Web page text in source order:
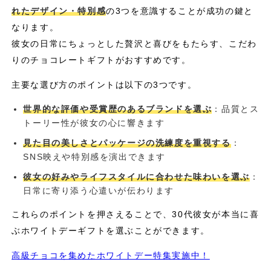
れたデザイン・特別感の3つを意識することが成功の鍵と
なります。
彼女の日常にちょっとした贅沢と喜びをもたらす、こだわ
りのチョコレートギフトがおすすめです。
主要な選び方のポイントは以下の3つです。
世界的な評価や受賞歴のあるブランドを選ぶ ：品質とス
トーリー性が彼女の心に響きます
見た目の美しさとパッケージの洗練度を重視する：
SNS映えや特別感を演出できます
彼女の好みやライフスタイルに合わせた味わいを選ぶ：
日常に寄り添う心遣いが伝わります
これらのポイントを押さえることで、30代彼女が本当に喜
ぶホワイトデーギフトを選ぶことができます。
高級チョコを集めたホワイトデー特集実施中！